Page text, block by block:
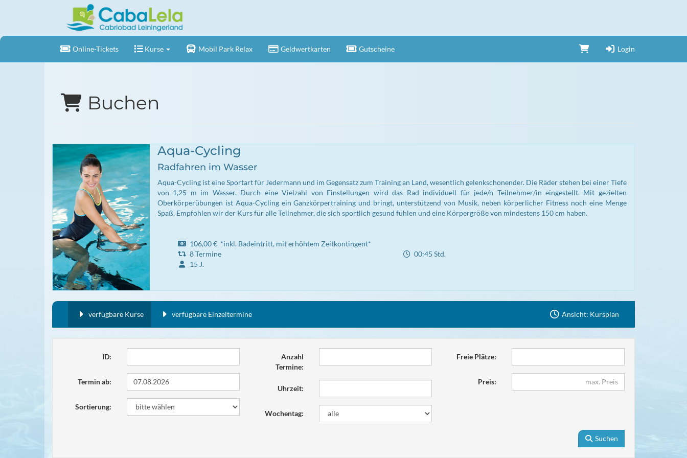
Online-Tickets Kurse Mobil Park Relax Geldwertkarten Gutscheine Login
Buchen
Aqua-Cycling
Radfahren im Wasser
Aqua-Cycling ist eine Sportart für Jedermann und im Gegensatz zum Training an Land, wesentlich gelenkschonender. Die Räder stehen bei einer Tiefe
von 1,25 m im Wasser. Durch eine Vielzahl von Einstellungen wird das Rad individuell für jede/n Teilnehmer/in eingestellt. Mit gezielten
Oberkörperübungen ist Aqua-Cycling ein Ganzkörpertraining und bringt, unterstützend von Musik, neben körperlicher Fitness noch eine Menge
Spaß. Empfohlen wir der Kurs für alle Teilnehmer, die sich sportlich gesund fühlen und eine Körpergröße von mindestens 150 cm haben.
106,00 € *inkl. Badeintritt, mit erhöhtem Zeitkontingent*
8 Termine
00:45 Std.
15 J.
verfügbare Kurse verfügbare Einzeltermine Ansicht: Kursplan
ID:
Termin ab:
Sortierung:
Anzahl
Termine:
Uhrzeit:
Wochentag:
Freie Plätze:
Preis:
Suchen